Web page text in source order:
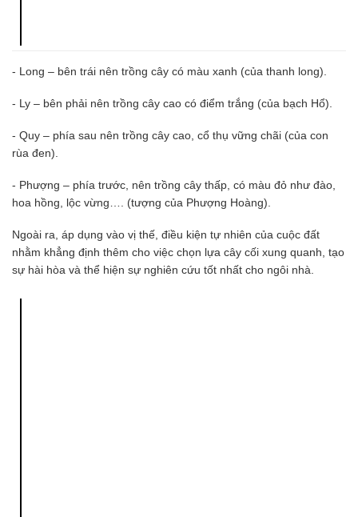
- Long – bên trái nên trồng cây có màu xanh (của thanh long).
- Ly – bên phải nên trồng cây cao có điểm trắng (của bạch Hổ).
- Quy – phía sau nên trồng cây cao, cổ thụ vững chãi (của con
rùa đen).
- Phượng – phía trước, nên trồng cây thấp, có màu đỏ như đào,
hoa hồng, lộc vừng…. (tượng của Phượng Hoàng).
Ngoài ra, áp dụng vào vị thế, điều kiện tự nhiên của cuộc đất
nhằm khẳng định thêm cho việc chọn lựa cây cối xung quanh, tạo
sự hài hòa và thể hiện sự nghiên cứu tốt nhất cho ngôi nhà.